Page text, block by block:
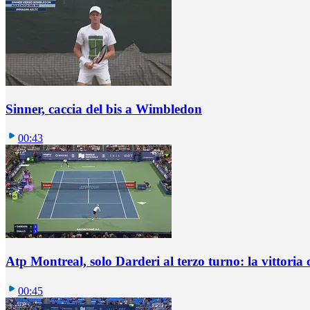
Sinner, caccia del bis a Wimbledon
00:43
Atp Montreal, solo Darderi al terzo turno: la vittoria
00:45